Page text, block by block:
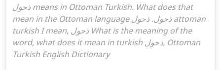
ذحول means in Ottoman Turkish. What does that
mean in the Ottoman language ذحول. ذحول attoman
turkish I mean, ذحول What is the meaning of the
word, what does it mean in turkish ذحول, Ottoman
Turkish English Dictionary